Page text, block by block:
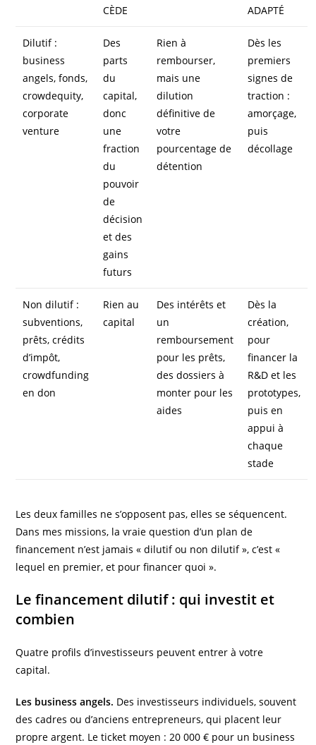
CÈDE
ADAPTÉ
Dilutif :
business
angels, fonds,
crowdequity,
corporate
venture
Des
parts
du
capital,
donc
une
fraction
du
pouvoir
de
décision
et des
gains
futurs
Rien à
rembourser,
mais une
dilution
définitive de
votre
pourcentage de
détention
Dès les
premiers
signes de
traction :
amorçage,
puis
décollage
Non dilutif :
subventions,
prêts, crédits
d’impôt,
crowdfunding
en don
Rien au
capital
Des intérêts et
un
remboursement
pour les prêts,
des dossiers à
monter pour les
aides
Dès la
création,
pour
financer la
R&D et les
prototypes,
puis en
appui à
chaque
stade
Les deux familles ne s’opposent pas, elles se séquencent.
Dans mes missions, la vraie question d’un plan de
financement n’est jamais « dilutif ou non dilutif », c’est «
lequel en premier, et pour financer quoi ».
Le financement dilutif : qui investit et
combien
Quatre profils d’investisseurs peuvent entrer à votre
capital.
Les business angels. Des investisseurs individuels, souvent
des cadres ou d’anciens entrepreneurs, qui placent leur
propre argent. Le ticket moyen : 20 000 € pour un business